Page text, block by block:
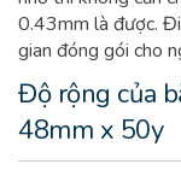
0.43mm là được.
gian đóng gói cho
Độ rộng của
48mm x 50y